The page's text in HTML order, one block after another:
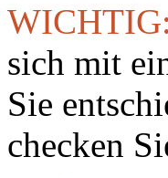
WICHTIG:
sich mit
Sie
checken